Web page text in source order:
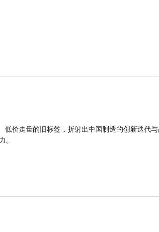
低价走量的旧标签，折射出中国制造的创新迭代
。